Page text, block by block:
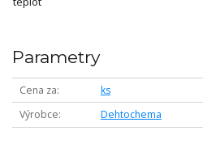
Parametry
Cena za
ks
Výrobce
Dehtochema